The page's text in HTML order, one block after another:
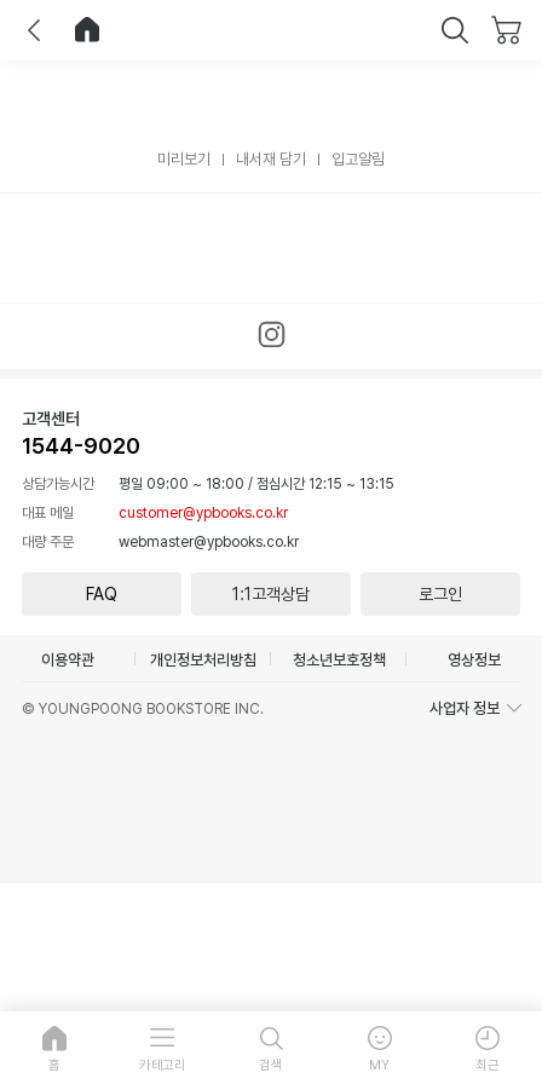
미리보기 내서재 담기 입고알림
고객센터
1544-9020
상담가능시간 평일 09:00 ~ 18:00 / 점심시간 12:15 ~ 13:15
대표 메일
customer@ypbooks.co.kr
대량 주문
webmaster@ypbooks.co.kr
FAQ 1:1고객상담 로그인
이용약관 개인정보처리방침 청소년보호정책 영상정보
© YOUNGPOONG BOOKSTORE INC. 사업자 정보
홈 카테고리 검색 MY 최근